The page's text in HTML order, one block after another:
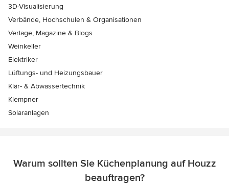
3D-Visualisierung
Verbände, Hochschulen & Organisationen
Verlage, Magazine & Blogs
Weinkeller
Elektriker
Lüftungs- und Heizungsbauer
Klär- & Abwassertechnik
Klempner
Solaranlagen
Warum sollten Sie Küchenplanung auf Houzz
beauftragen?